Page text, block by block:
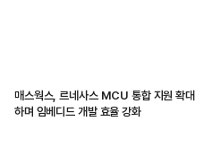
매스웍스, 르네사스 MCU 통합 지원 확대
하며 임베디드 개발 효율 강화